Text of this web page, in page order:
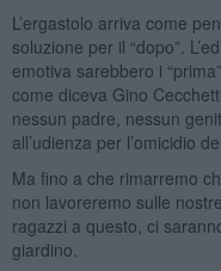
L’ergastolo arriva come
soluzione per il “dopo”.
emotiva sarebbero i
come diceva Gino
nessun padre, nessun
all’udienza per l’omicidio
Ma fino a che rimarremo
non lavoreremo sulle
ragazzi a questo, ci
giardino.